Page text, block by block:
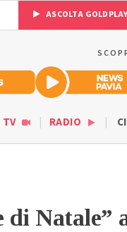
ASCOLTA GOLDPLAY
TV RADIO
di Natale”